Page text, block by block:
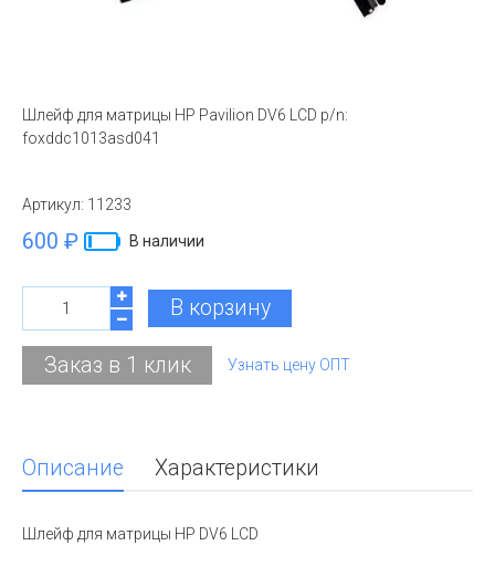
Шлейф для матрицы HP Pavilion DV6 LСD p/n:
foxddc1013asd041
Артикул: 11233
600 ₽ В наличии
В корзину
Заказ в 1 клик Узнать цену ОПТ
Описание Характеристики
Шлейф для матрицы HP DV6 LCD